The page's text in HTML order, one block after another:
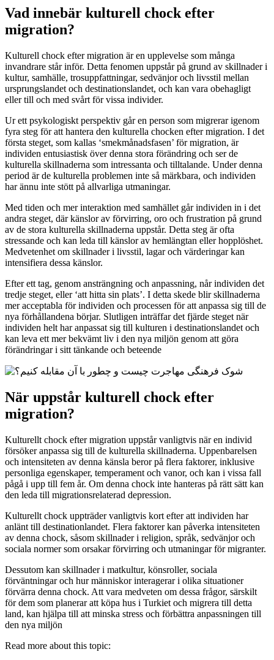
Vad innebär kulturell chock efter
migration?
Kulturell chock efter migration är en upplevelse som många
invandrare står inför. Detta fenomen uppstår på grund av skillnader i
kultur, samhälle, trosuppfattningar, sedvänjor och livsstil mellan
ursprungslandet och destinationslandet, och kan vara obehagligt
eller till och med svårt för vissa individer.
Ur ett psykologiskt perspektiv går en person som migrerar igenom
fyra steg för att hantera den kulturella chocken efter migration. I det
första steget, som kallas ‘smekmånadsfasen’ för migration, är
individen entusiastisk över denna stora förändring och ser de
kulturella skillnaderna som intressanta och tilltalande. Under denna
period är de kulturella problemen inte så märkbara, och individen
har ännu inte stött på allvarliga utmaningar.
Med tiden och mer interaktion med samhället går individen in i det
andra steget, där känslor av förvirring, oro och frustration på grund
av de stora kulturella skillnaderna uppstår. Detta steg är ofta
stressande och kan leda till känslor av hemlängtan eller hopplöshet.
Medvetenhet om skillnader i livsstil, lagar och värderingar kan
intensifiera dessa känslor.
Efter ett tag, genom ansträngning och anpassning, når individen det
tredje steget, eller ‘att hitta sin plats’. I detta skede blir skillnaderna
mer acceptabla för individen och processen för att anpassa sig till de
nya förhållandena börjar. Slutligen inträffar det fjärde steget när
individen helt har anpassat sig till kulturen i destinationslandet och
kan leva ett mer bekvämt liv i den nya miljön genom att göra
förändringar i sitt tänkande och beteende
När uppstår kulturell chock efter
migration?
Kulturellt chock efter migration uppstår vanligtvis när en individ
försöker anpassa sig till de kulturella skillnaderna. Uppenbarelsen
och intensiteten av denna känsla beror på flera faktorer, inklusive
personliga egenskaper, temperament och vanor, och kan i vissa fall
pågå i upp till fem år. Om denna chock inte hanteras på rätt sätt kan
den leda till migrationsrelaterad depression.
Kulturellt chock uppträder vanligtvis kort efter att individen har
anlänt till destinationlandet. Flera faktorer kan påverka intensiteten
av denna chock, såsom skillnader i religion, språk, sedvänjor och
sociala normer som orsakar förvirring och utmaningar för migranter.
Dessutom kan skillnader i matkultur, könsroller, sociala
förväntningar och hur människor interagerar i olika situationer
förvärra denna chock. Att vara medveten om dessa frågor, särskilt
för dem som planerar att köpa hus i Turkiet och migrera till detta
land, kan hjälpa till att minska stress och förbättra anpassningen till
den nya miljön
Read more about this topic: